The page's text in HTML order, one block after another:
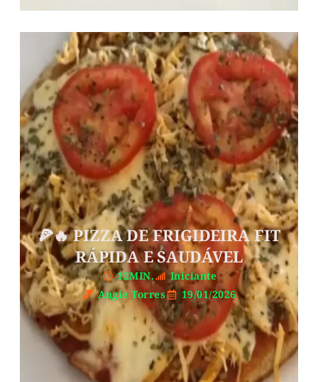
🍕🔥 PIZZA DE FRIGIDEIRA FIT
RÁPIDA E SAUDÁVEL
12MIN.
Iniciante
Angie Torres
19/01/2026